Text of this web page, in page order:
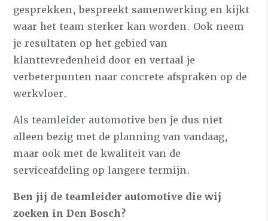
gesprekken, bespreekt samenwerking en kijkt
waar het team sterker kan worden. Ook neem
je resultaten op het gebied van
klanttevredenheid door en vertaal je
verbeterpunten naar concrete afspraken op de
werkvloer.
Als teamleider automotive ben je dus niet
alleen bezig met de planning van vandaag,
maar ook met de kwaliteit van de
serviceafdeling op langere termijn.
Ben jij de teamleider automotive die wij
zoeken in Den Bosch?